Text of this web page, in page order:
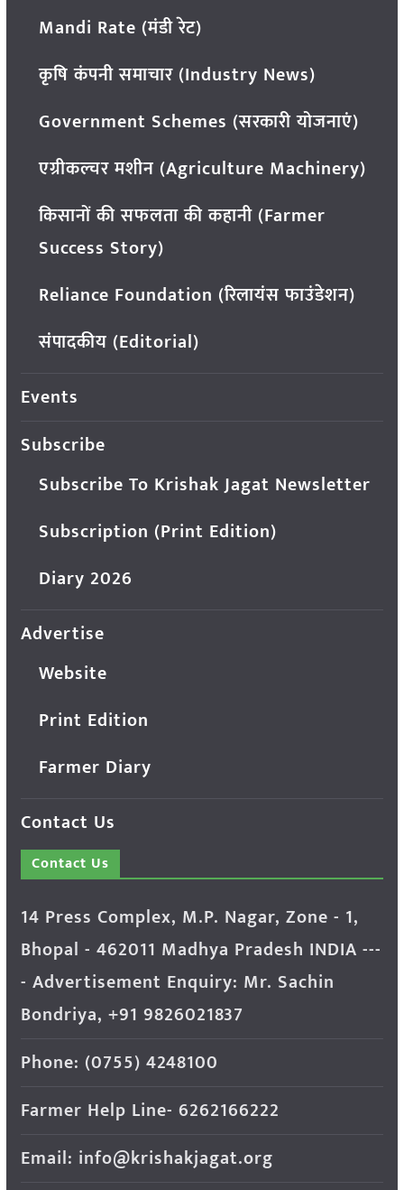
Mandi Rate (मंडी रेट)
कृषि कंपनी समाचार (Industry News)
Government Schemes (सरकारी योजनाएं)
एग्रीकल्चर मशीन (Agriculture Machinery)
किसानों की सफलता की कहानी (Farmer
Success Story)
Reliance Foundation (रिलायंस फाउंडेशन)
संपादकीय (Editorial)
Events
Subscribe
Subscribe To Krishak Jagat Newsletter
Subscription (Print Edition)
Diary 2026
Advertise
Website
Print Edition
Farmer Diary
Contact Us
Contact Us
14 Press Complex, M.P. Nagar, Zone - 1,
Bhopal - 462011 Madhya Pradesh INDIA ---
- Advertisement Enquiry: Mr. Sachin
Bondriya, +91 9826021837
Phone: (0755) 4248100
Farmer Help Line- 6262166222
Email: info@krishakjagat.org